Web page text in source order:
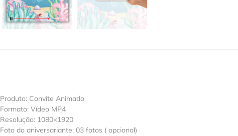
Produto: Convite Animado
Formato: Vídeo MP4
Resolução: 1080×1920
Foto do aniversariante: 03 fotos ( opcional)